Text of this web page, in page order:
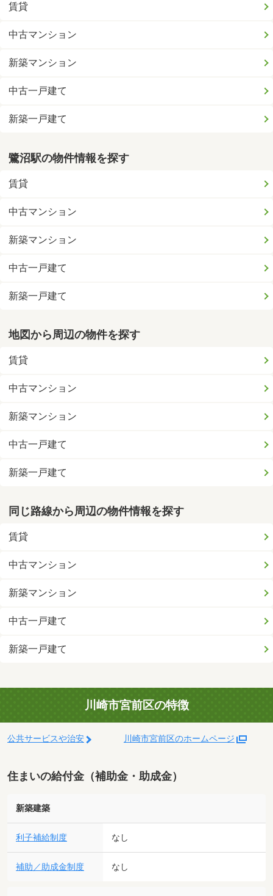
賃貸
中古マンション
新築マンション
中古一戸建て
新築一戸建て
鷺沼駅の物件情報を探す
賃貸
中古マンション
新築マンション
中古一戸建て
新築一戸建て
地図から周辺の物件を探す
賃貸
中古マンション
新築マンション
中古一戸建て
新築一戸建て
同じ路線から周辺の物件情報を探す
賃貸
中古マンション
新築マンション
中古一戸建て
新築一戸建て
川崎市宮前区の特徴
公共サービスや治安 川崎市宮前区のホームページ
住まいの給付金（補助金・助成金）
新築建築
利子補給制度 なし
補助／助成金制度 なし